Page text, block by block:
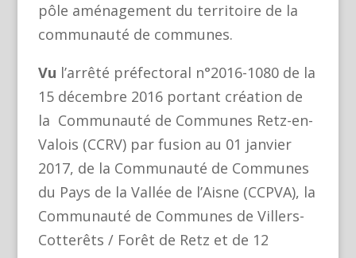
pôle aménagement du territoire de la
communauté de communes.
Vu l’arrêté préfectoral n°2016-1080 de la
15 décembre 2016 portant création de
la Communauté de Communes Retz-en-
Valois (CCRV) par fusion au 01 janvier
2017, de la Communauté de Communes
du Pays de la Vallée de l’Aisne (CCPVA), la
Communauté de Communes de Villers-
Cotterêts / Forêt de Retz et de 12